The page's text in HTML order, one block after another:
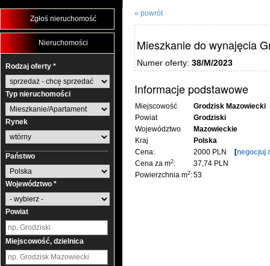
Zgłoś nieruchomość
Nieruchomości
Rodzaj oferty *
Typ nieruchomości
Rynek
Państwo
Województwo *
Powiat
Miejscowość, dzielnica
« powrót
Mieszkanie do wynajęcia
Numer oferty: 38/M/2023
Informacje podstawowe
Miejscowość
Grodzisk Mazowiecki
Powiat
Grodziski
Województwo
Mazowieckie
Kraj
Polska
Cena:
2000 PLN [negocjuj
Cena za m2:
37,74 PLN
Powierzchnia m2:53